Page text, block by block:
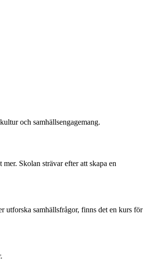
och samhällsengagemang.
Skolan strävar efter att skapa en
utforska samhällsfrågor, finns det en kurs för